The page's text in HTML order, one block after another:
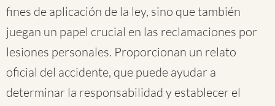
fines de aplicación de la ley, sino que también
juegan un papel crucial en las reclamaciones por
lesiones personales. Proporcionan un relato
oficial del accidente, que puede ayudar a
determinar la responsabilidad y establecer el